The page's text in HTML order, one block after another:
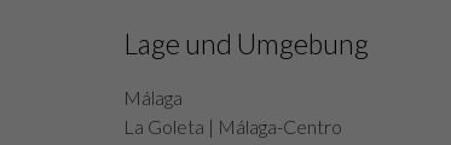
Lage und Umgebung
Málaga
La Goleta | Málaga-Centro